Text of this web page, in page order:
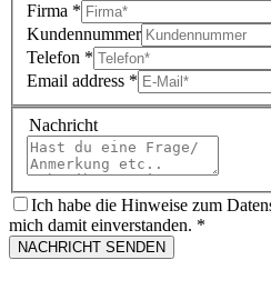
Firma *
Kundennummer
Telefon *
Email address *
Nachricht
Ich habe die Hinweise zum
mich damit einverstanden. *
NACHRICHT SENDEN